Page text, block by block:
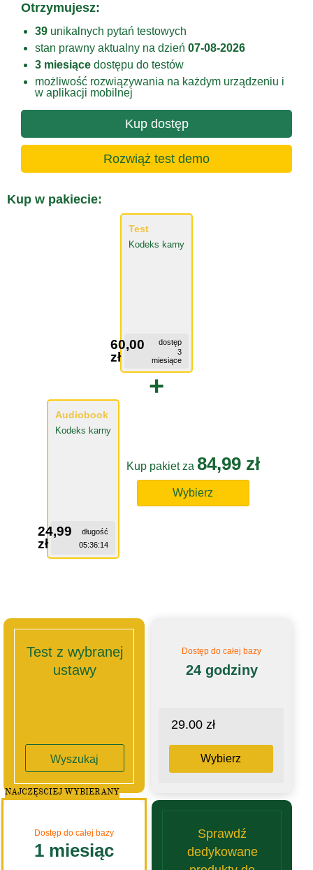
Otrzymujesz:
39 unikalnych pytań testowych
stan prawny aktualny na dzień 07-08-2026
3 miesiące dostępu do testów
możliwość rozwiązywania na każdym urządzeniu i
w aplikacji mobilnej
Kup dostęp
Rozwiąż test demo
Kup w pakiecie:
Test
Kodeks karny
60,00
zł
dostęp
3
miesiące
+
Audiobook
Kodeks karny
24,99
zł
długość
05:36:14
Kup pakiet za 84,99 zł
Wybierz
Test z wybranej
ustawy
Wyszukaj
Dostęp do całej bazy
24 godziny
29.00 zł
Wybierz
Dostęp do całej bazy
1 miesiąc
NAJCZĘSCIEJ WYBIERANY
Sprawdź
dedykowane